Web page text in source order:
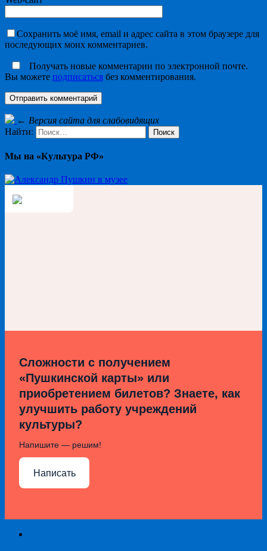
Сохранить моё имя, email и адрес сайта в этом браузере для
последующих моих комментариев.
Получать новые комментарии по электронной почте.
Вы можете подписаться без комментирования.
← Версия сайта для слабовидящих
Найти:
Мы на «Культура РФ»
Сложности с получением
«Пушкинской карты» или
приобретением билетов? Знаете, как
улучшить работу учреждений
культуры?
Напишите — решим!
Написать